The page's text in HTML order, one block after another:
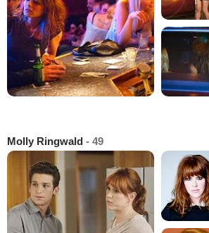
Molly Ringwald - 49